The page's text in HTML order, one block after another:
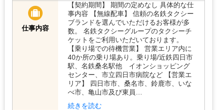
仕事内容
【契約期間】 期間の定めなし 具体的な仕
事内容 【無線配車】 信頼の名鉄タクシー
ブランドを選んでいただけるお客様が多
数。 名鉄タクシーグループのタクシーチ
ケットをご利用いただいております。
【乗り場での待機営業】 営業エリア内に
40か所の乗り場あり。乗り場/近鉄四日市
駅、名鉄桑名駅他 イオンショッピング
センター、市立四日市病院など 【営業エ
リア】 四日市市、桑名市、鈴鹿市、いな
べ市、亀山市及び東員…
続きを読む